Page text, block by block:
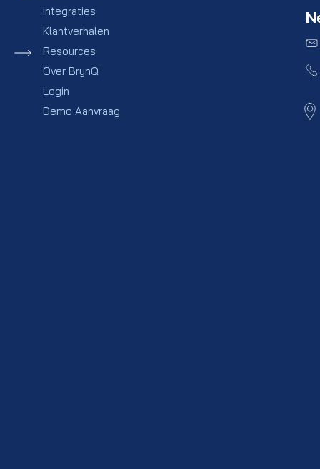
Integraties
Klantverhalen
Resources
Over BrynQ
Login
Demo Aanvraag